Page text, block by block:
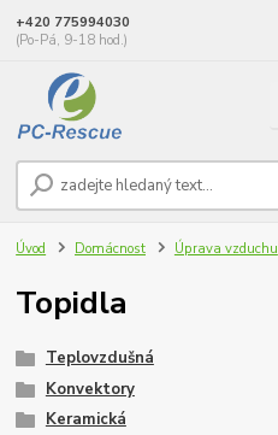
+420 775994030
(Po-Pá, 9-18 hod.)
Úvod Domácnost Úprava vzduchu
Topidla
Teplovzdušná
Konvektory
Keramická